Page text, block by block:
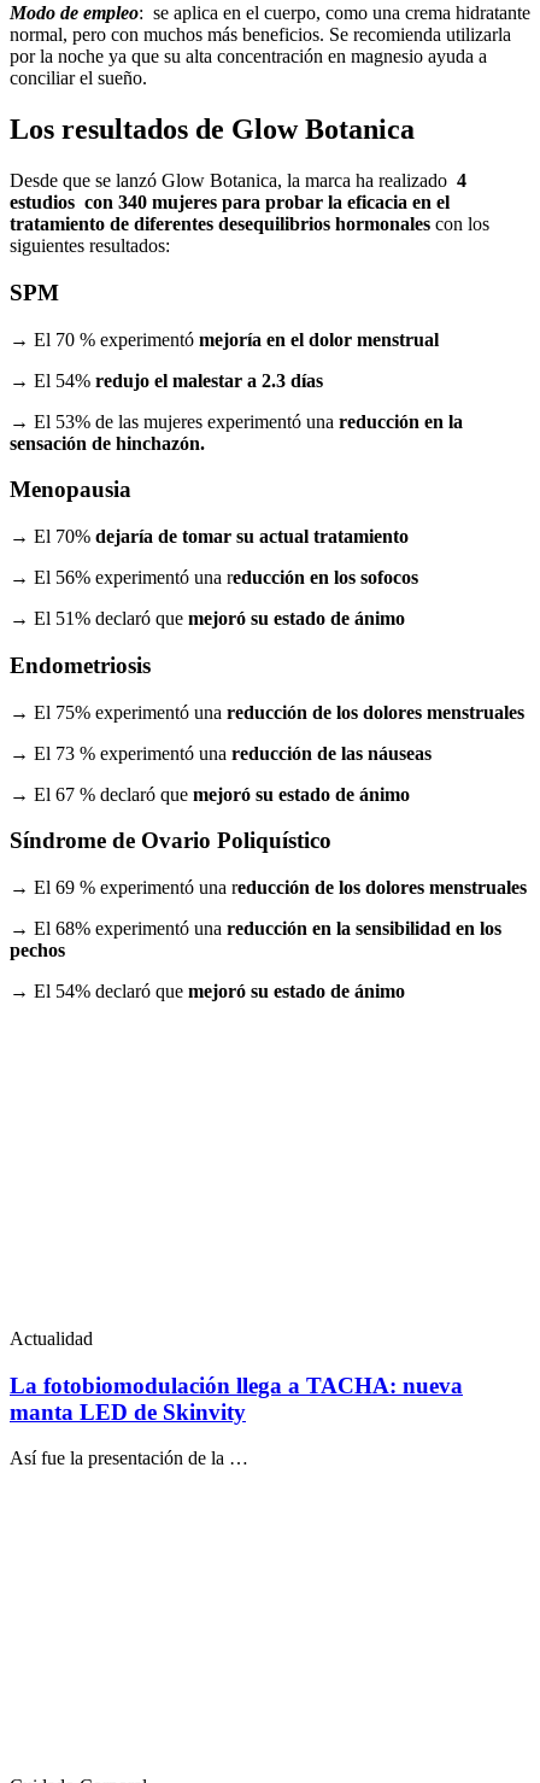
Modo de empleo: se aplica en el cuerpo, como una crema hidratante
normal, pero con muchos más beneficios. Se recomienda utilizarla
por la noche ya que su alta concentración en magnesio ayuda a
conciliar el sueño.
Los resultados de Glow Botanica
Desde que se lanzó Glow Botanica, la marca ha realizado 4
estudios con 340 mujeres para probar la eficacia en el
tratamiento de diferentes desequilibrios hormonales con los
siguientes resultados:
SPM
→ El 70 % experimentó mejoría en el dolor menstrual
→ El 54% redujo el malestar a 2.3 días
→ El 53% de las mujeres experimentó una reducción en la
sensación de hinchazón.
Menopausia
→ El 70% dejaría de tomar su actual tratamiento
→ El 56% experimentó una reducción en los sofocos
→ El 51% declaró que mejoró su estado de ánimo
Endometriosis
→ El 75% experimentó una reducción de los dolores menstruales
→ El 73 % experimentó una reducción de las náuseas
→ El 67 % declaró que mejoró su estado de ánimo
Síndrome de Ovario Poliquístico
→ El 69 % experimentó una reducción de los dolores menstruales
→ El 68% experimentó una reducción en la sensibilidad en los
pechos
→ El 54% declaró que mejoró su estado de ánimo
Actualidad
La fotobiomodulación llega a TACHA: nueva
manta LED de Skinvity
Así fue la presentación de la …